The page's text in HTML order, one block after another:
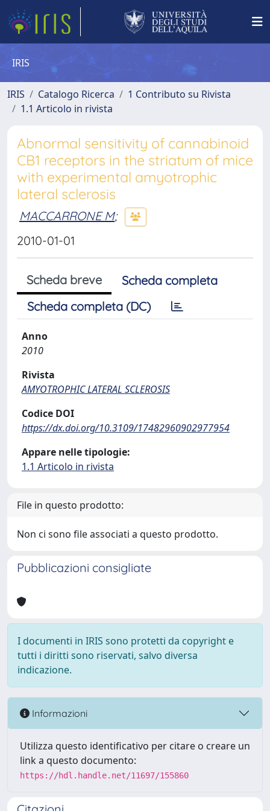
IRIS
IRIS Catalogo Ricerca
1 Contributo su Rivista
1.1 Articolo in rivista
Abnormal sensitivity of cannabinoid
CB1 receptors in the striatum of mice
with experimental amyotrophic
lateral sclerosis
MACCARRONE M;
2010-01-01
Scheda breve
Scheda completa
Scheda completa (DC)
Anno
2010
Rivista
AMYOTROPHIC LATERAL SCLEROSIS
Codice DOI
https://dx.doi.org/10.3109/17482960902977954
Appare nelle tipologie:
1.1 Articolo in rivista
File in questo prodotto:
Non ci sono file associati a questo prodotto.
Pubblicazioni consigliate
I documenti in IRIS sono protetti da copyright e
tutti i diritti sono riservati, salvo diversa
indicazione.
Informazioni
Utilizza questo identificativo per citare o creare un
link a questo documento:
https://hdl.handle.net/11697/155860